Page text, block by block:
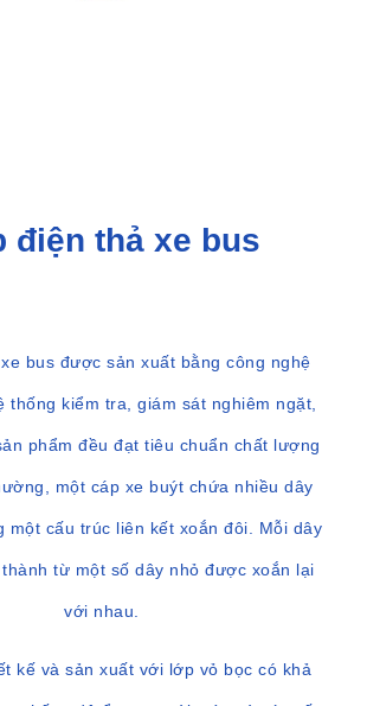
điện thả xe bus
bus được sản xuất bằng công nghệ
thống kiểm tra, giám sát nghiêm ngặt,
phẩm đều đạt tiêu chuẩn chất lượng
một cáp xe buýt chứa nhiều dây
một cấu trúc liên kết xoắn đôi. Mỗi dây
từ một số dây nhỏ được xoắn lại
với nhau.
kế và sản xuất với lớp vỏ bọc có khả